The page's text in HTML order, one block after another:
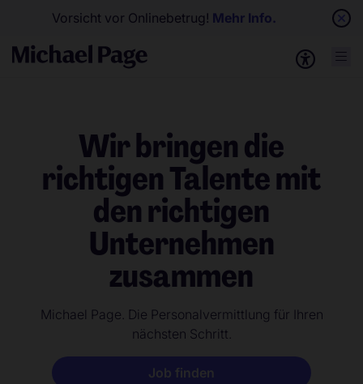
Vorsicht vor Onlinebetrug! Mehr Info.
Michael Page. Die Personalvermittlung für Ihren
nächsten Schritt.
Wir bringen die
richtigen Talente mit
den richtigen
Unternehmen
zusammen
Job finden